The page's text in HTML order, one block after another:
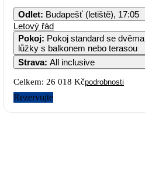
Odlet: Budapešť (letiště), 17:05
Letový řád
Pokoj: Pokoj standard se dvěma
lůžky s balkonem nebo terasou
Strava: All inclusive
Celkem: 26 018 Kčpodrobnosti
Rezervujte